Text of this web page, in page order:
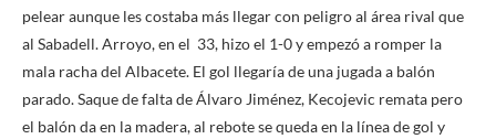
pelear aunque les costaba más llegar con peligro al área rival que
al Sabadell. Arroyo, en el 33, hizo el 1-0 y empezó a romper la
mala racha del Albacete. El gol llegaría de una jugada a balón
parado. Saque de falta de Álvaro Jiménez, Kecojevic remata pero
el balón da en la madera, al rebote se queda en la línea de gol y